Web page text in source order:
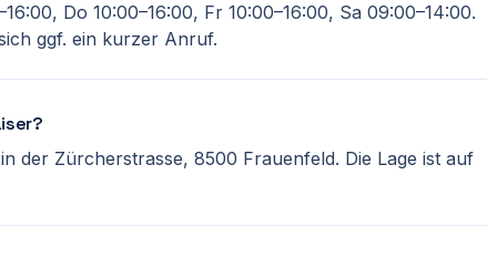
Do 10:00–16:00, Fr 10:00–16:00, Sa 09:00–14:00.
ggf. ein kurzer Anruf.
der Zürcherstrasse, 8500 Frauenfeld. Die Lage ist auf